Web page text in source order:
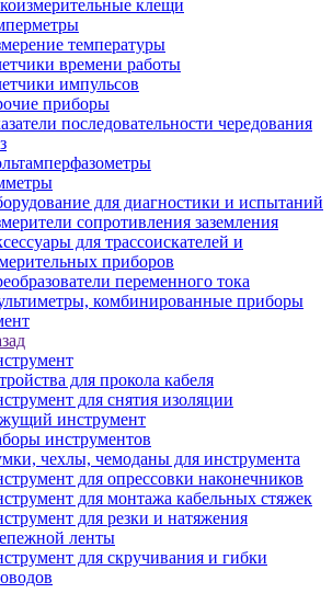
клещи
температуры
времени работы
импульсов
приборы
последовательности чередования
для диагностики и испытаний
сопротивления заземления
для трассоискателей и
приборов
переменного тока
комбинированные приборы
для прокола кабеля
для снятия изоляции
инструмент
инструментов
чехлы, чемоданы для инструмента
для опрессовки наконечников
для монтажа кабельных стяжек
для резки и натяжения
ленты
для скручивания и гибки